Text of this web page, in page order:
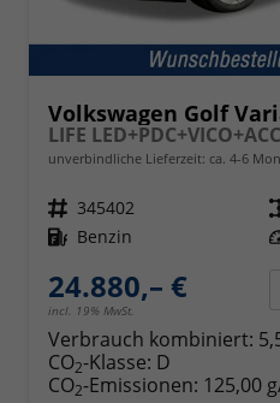
Volkswagen Golf
LIFE
unverbindliche Lieferzeit: ca. 4-6
Fahrzeugnr. 345402
Kraftstoff Benzin
24.880,– €
incl. 19% MwSt.
Verbrauch kombiniert:
CO2-Klasse: D
CO2-Emissionen: 125,00